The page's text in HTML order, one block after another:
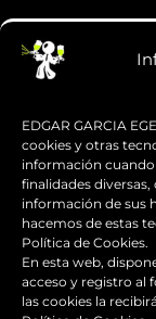
EDGAR GARCIA
cookies y otras
información cuando
finalidades
información de sus
hacemos de estas
Política de Cookies.
En esta web,
acceso y registro al
las cookies la
que
Guía de
moto tras
¿Qué es y
una moto?